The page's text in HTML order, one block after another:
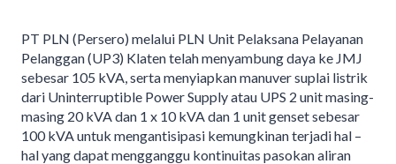
PT PLN (Persero) melalui PLN Unit Pelaksana Pelayanan
Pelanggan (UP3) Klaten telah menyambung daya ke JMJ
sebesar 105 kVA, serta menyiapkan manuver suplai listrik
dari Uninterruptible Power Supply atau UPS 2 unit masing-
masing 20 kVA dan 1 x 10 kVA dan 1 unit genset sebesar
100 kVA untuk mengantisipasi kemungkinan terjadi hal –
hal yang dapat mengganggu kontinuitas pasokan aliran